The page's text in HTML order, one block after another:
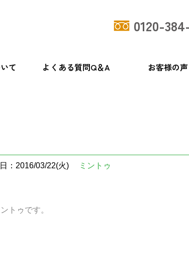
0120-
て よくある質問Q＆A お客様の声
：2016/03/22(火) ミントゥ
です。